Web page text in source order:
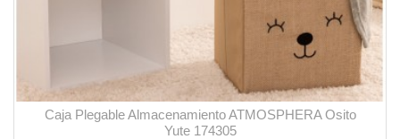
Caja Plegable Almacenamiento ATMOSPHERA Osito
Yute 174305